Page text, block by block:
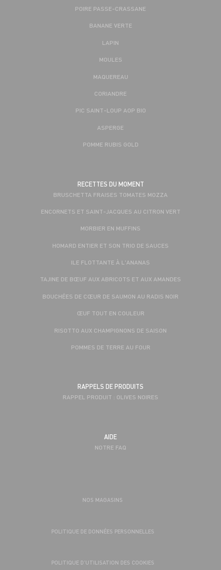
POIRE PASSE-CRASSANE
BANANE VERTE
LAPIN
MOULES
MAQUEREAU
CORIANDRE
PIC SAINT-LOUP AOP BIO
ASPERGE
POMME RUBIS GOLD
RECETTES DU MOMENT
BRUSCHETTA FRAISES TOMATES MOZZA
ENCORNETS ET SAINT-JACQUES AU CITRON VERT
MORBIER EN MUFFINS
HOMARD ENTIER ET SON TRIO DE SAUCES
ILE FLOTTANTE À L'ANANAS
TAJINE DE BŒUF AUX ABRICOTS ET AUX AMANDES
BOUCHÉES DE CŒUR DE SAUMON AU RADIS NOIR
ŒUF TOUT EN COULEUR
RISOTTO AUX CHAMPIGNONS DE SAISON
POMMES DE TERRE AU FOUR
RAPPELS DE PRODUITS
RAPPEL PRODUIT : OLIVES NOIRES
AIDE
NOTRE FAQ
NOS MAGASINS
POLITIQUE DE DONNÉES PERSONNELLES
POLITIQUE D’UTILISATION DES COOKIES